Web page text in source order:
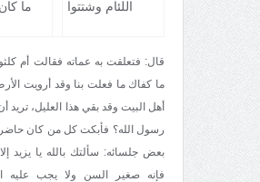
اللئام وشتتوا ما
قال: فتعلقت به عماته فقالت أم
ما كفاك ما فعلت بنا وقد أرويت
أهل البيت وقد بقي هذا العليل، تريد
رسول الله؟ فأبكت كل من كان
بعض جلسائه: سألتك بالله يا يزيد
فإنه صغير السن ولا يجب عليه